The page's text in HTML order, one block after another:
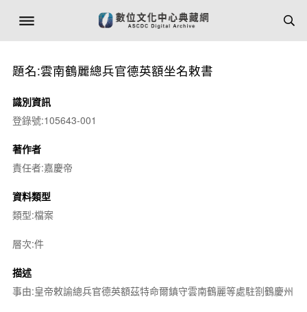
題名:雲南鶴麗總兵官德英額坐名敕書
識別資訊
登錄號:105643-001
著作者
責任者:嘉慶帝
資料類型
類型:檔案
層次:件
描述
事由:皇帝敕諭總兵官德英額茲特命爾鎮守雲南鶴麗等處駐劄鶴慶州